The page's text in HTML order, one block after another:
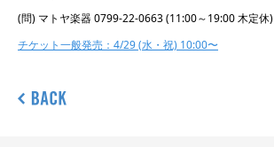
(問) マトヤ楽器 0799-22-0663 (11:00～19:00 木定休)
チケット一般発売：4/29 (水・祝) 10:00〜